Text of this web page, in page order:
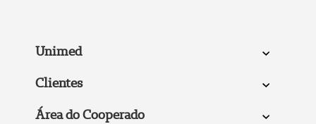
Unimed
Clientes
Área do Cooperado